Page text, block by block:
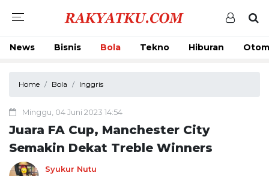
News Bisnis Bola Tekno Hiburan
Home Bola Inggris
Minggu, 04 Juni 2023 14:54
Juara FA Cup, Manchester City
Semakin Dekat Treble Winners
Syukur Nutu